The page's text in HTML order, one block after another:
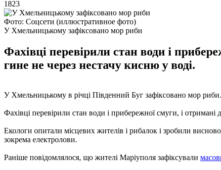
1823
Фото: Соцсети (иллюстративное фото)
У Хмельницькому зафіксовано мор риби
Фахівці перевірили стан води і
гине не через нестачу кисню у воді.
У Хмельницькому в річці Південний Буг зафіксовано мор
Фахівці перевірили стан води і прибережної смуги, і
Екологи опитали місцевих жителів і рибалок і зробили
зокрема електролови.
Раніше повідомлялося, що жителі Маріуполя зафіксували